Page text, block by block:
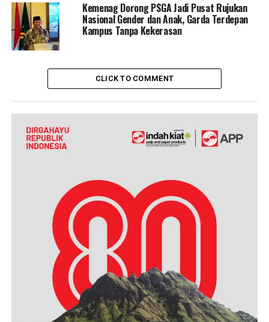
Kemenag Dorong PSGA Jadi Pusat Rujukan
Nasional Gender dan Anak, Garda Terdepan
Kampus Tanpa Kekerasan
CLICK TO COMMENT